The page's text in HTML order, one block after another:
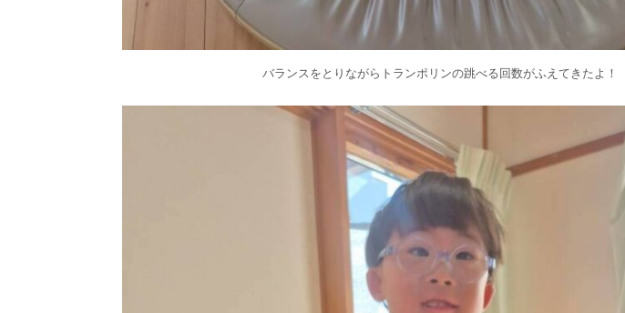
バランスをとりながらトランポリンの跳べる回数がふえてきたよ！